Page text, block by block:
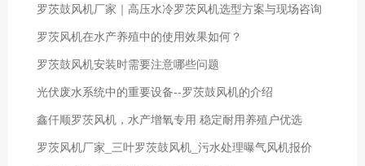
罗茨鼓风机厂家｜高压水冷罗茨风机选型方案与现场咨询
罗茨风机在水产养殖中的使用效果如何？
罗茨鼓风机安装时需要注意哪些问题
光伏废水系统中的重要设备--罗茨鼓风机的介绍
鑫仟顺罗茨风机，水产增氧专用 稳定耐用养殖户优选
罗茨风机厂家_三叶罗茨鼓风机_污水处理曝气风机报价